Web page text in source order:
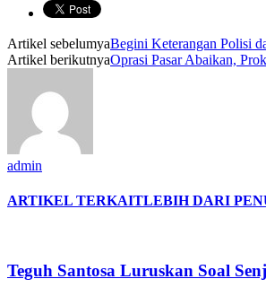
Artikel sebelumyaBegini Keterangan Polisi
Artikel berikutnyaOprasi Pasar Abaikan,
admin
ARTIKEL TERKAITLEBIH DARI
Teguh Santosa Luruskan Soal